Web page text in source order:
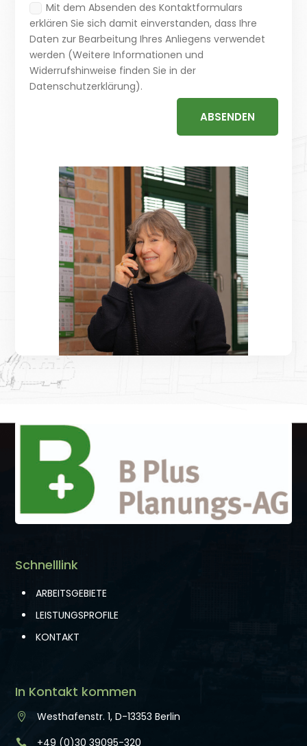
Mit dem Absenden des Kontaktformulars
erklären Sie sich damit einverstanden, dass Ihre
Daten zur Bearbeitung Ihres Anliegens verwendet
werden (Weitere Informationen und
Widerrufshinweise finden Sie in der
Datenschutzerklärung).
ABSENDEN
Schnelllink
ARBEITSGEBIETE
LEISTUNGSPROFILE
KONTAKT
In Kontakt kommen
 Westhafenstr. 1, D-13353 Berlin
 +49 (0)30 39095-320